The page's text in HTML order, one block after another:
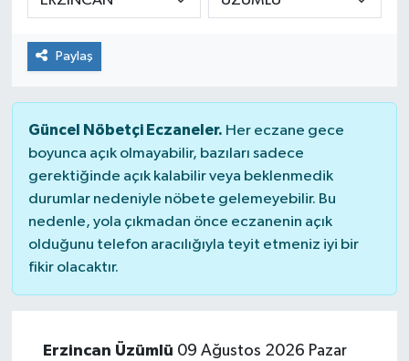
Paylaş
Güncel Nöbetçi Eczaneler. Her eczane gece
boyunca açık olmayabilir, bazıları sadece
gerektiğinde açık kalabilir veya beklenmedik
durumlar nedeniyle nöbete gelemeyebilir. Bu
nedenle, yola çıkmadan önce eczanenin açık
olduğunu telefon aracılığıyla teyit etmeniz iyi bir
fikir olacaktır.
Erzincan Üzümlü 09 Ağustos 2026 Pazar